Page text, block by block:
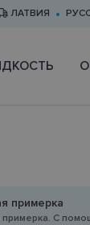
ЛАТВИЯ
примерка
примерка. С